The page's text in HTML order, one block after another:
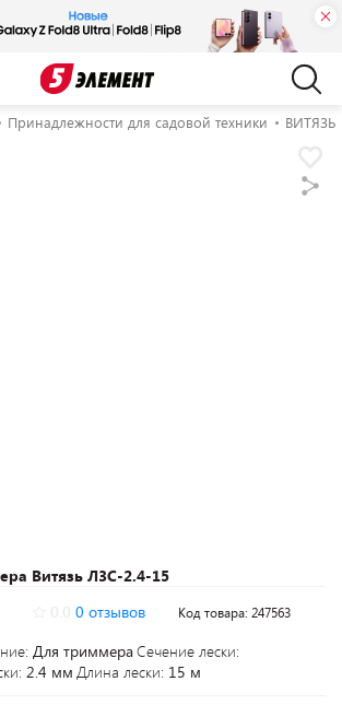
Принадлежности для садовой техники ВИТЯЗЬ
Витязь Л3С-2.4-15
0 отзывов Код товара: 247563
Для триммераСечение лески:
2.4 мм Длина лески: 15 м